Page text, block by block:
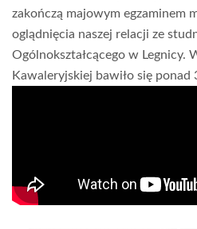
zakończą majowym egzaminem
oglądnięcia naszej relacji ze
Ogólnokształcącego w Legnicy.
Kawaleryjskiej bawiło się ponad